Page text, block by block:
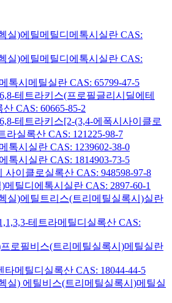
실)에틸메틸디메톡시실란 CAS:
실)에틸메틸디에톡시실란 CAS:
톡시메틸실란 CAS: 65799-47-5
테트라키스(프로필글리시딜에테
CAS: 60665-85-2
테트라키스[2-(3,4-에폭시사이클로
실록산 CAS: 121225-98-7
톡시실란 CAS: 1239602-38-0
톡시실란 CAS: 1814903-73-5
이클로실록산 CAS: 948598-97-8
틸디에톡시실란 CAS: 2897-60-1
실)에틸트리스(트리메틸실록시)실란
테트라메틸디실록산 CAS:
로필비스(트리메틸실록시)메틸실란
메틸디실록산 CAS: 18044-44-5
실) 에틸비스(트리메틸실록시)메틸실